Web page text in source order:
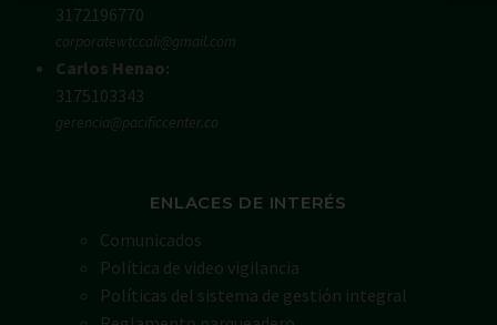
3172196770
corporatewtccali@gmail.com
Carlos Henao:
3175103343
gerencia@pacificcenter.co
ENLACES DE INTERÉS
Comunicados
Política de video vigilancia
Políticas del sistema de gestión integral